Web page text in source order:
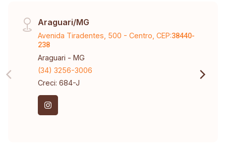
Araguari/MG
Avenida Tiradentes, 500 - Centro, CEP:38440-
238
Araguari - MG
(34) 3256-3006
Creci: 684-J